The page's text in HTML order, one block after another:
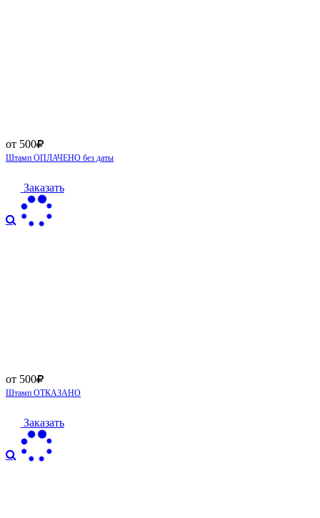
от 500
Штамп ОПЛАЧЕНО без даты
Заказать
от 500
Штамп ОТКАЗАНО
Заказать